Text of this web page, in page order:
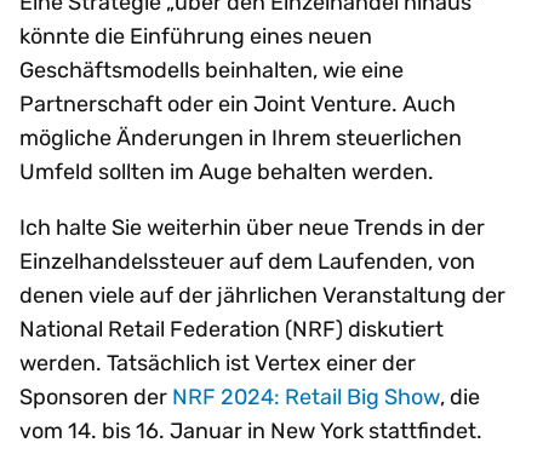
könnte die Einführung eines neuen
Geschäftsmodells beinhalten, wie eine
Partnerschaft oder ein Joint Venture. Auch
mögliche Änderungen in Ihrem steuerlichen
Umfeld sollten im Auge behalten werden.
Ich halte Sie weiterhin über neue Trends in der
Einzelhandelssteuer auf dem Laufenden, von
denen viele auf der jährlichen Veranstaltung der
National Retail Federation (NRF) diskutiert
werden. Tatsächlich ist Vertex einer der
Sponsoren der NRF 2024: Retail Big Show, die
vom 14. bis 16. Januar in New York stattfindet.